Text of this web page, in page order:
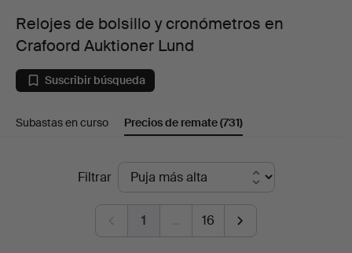
de
bolsillo
Crafoord
Relojes de bolsillo y cronómetros en
Crafoord Auktioner Lund
Suscribir búsqueda
Subastas en curso Precios de remate(731)
Filtrar
1 … 16